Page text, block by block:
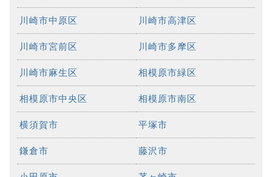
川崎市中原区 川崎市高津区
川崎市宮前区 川崎市多摩区
川崎市麻生区 相模原市緑区
相模原市中央区 相模原市南区
横須賀市 平塚市
鎌倉市 藤沢市